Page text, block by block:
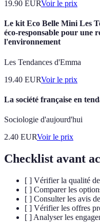
19.90 EURVoir le prix
Le kit Eco Belle Mini Les
éco-responsable pour une
l'environnement
Les Tendances d'Emma
19.40 EURVoir le prix
La société française en
Sociologie d'aujourd'hui
2.40 EURVoir le prix
Checklist avant
[ ] Vérifier la qualité
[ ] Comparer les
[ ] Consulter les avis
[ ] Vérifier les offres
[ ] Analyser les